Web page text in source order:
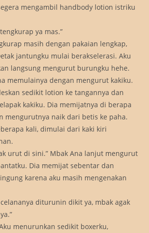
mengambil handbody lotion istriku
ya mas.”
masih dengan pakaian lengkap,
jantungku mulai berakselerasi. Aku
langsung mengurut burungku hehe.
memulainya dengan mengurut kakiku.
sedikit lotion ke tangannya dan
kakiku. Dia memijatnya di berapa
mengurutnya naik dari betis ke paha.
kali, dimulai dari kaki kiri
urut di sini.” Mbak Ana lanjut mengurut
Dia memijat sebentar dan
karena aku masih mengenakan
diturunin dikit ya, mbak agak
menurunkan sedikit boxerku,